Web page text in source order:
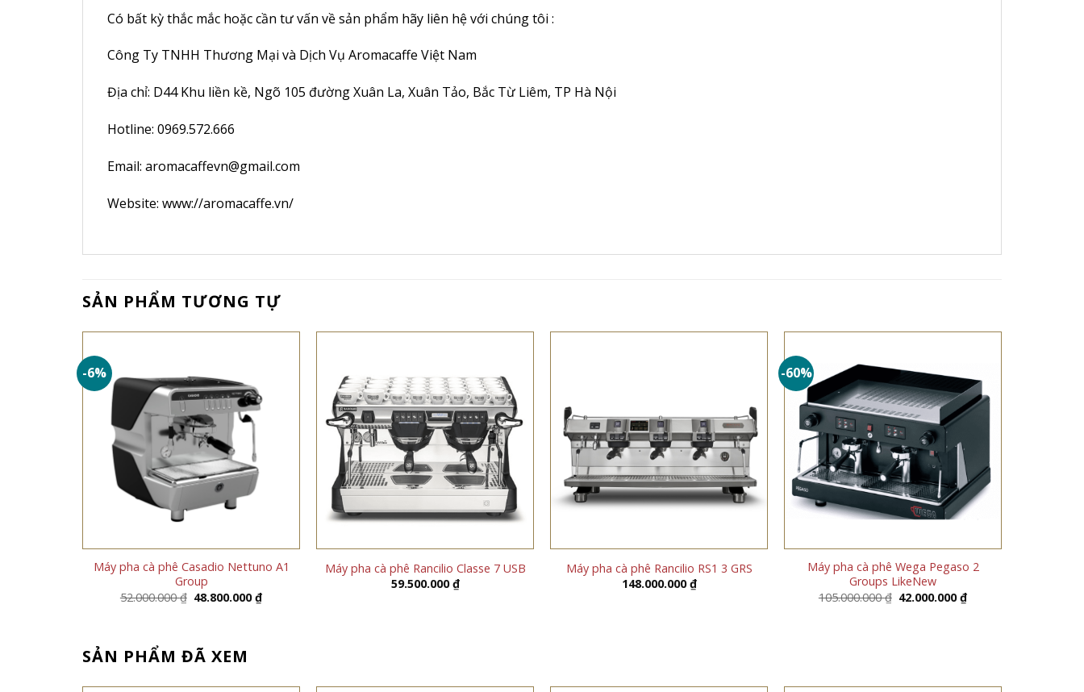
Có bất kỳ thắc mắc hoặc cần tư vấn về sản phẩm hãy liên hệ với chúng tôi :
Công Ty TNHH Thương Mại và Dịch Vụ Aromacaffe Việt Nam
Địa chỉ: D44 Khu liền kề, Ngõ 105 đường Xuân La, Xuân Tảo, Bắc Từ Liêm, TP Hà Nội
Hotline: 0969.572.666
Email: aromacaffevn@gmail.com
Website: www://aromacaffe.vn/
SẢN PHẨM TƯƠNG TỰ
-6%
Máy pha cà phê Casadio Nettuno A1
Group
52.000.000₫ Giá
48.800.000₫Giá
Máy pha cà phê Rancilio Classe 7 USB
59.500.000₫
Máy pha cà phê Rancilio RS1 3 GRS
148.000.000₫
-60%
Máy pha cà phê Wega Pegaso 2
Groups LikeNew
105.000.000₫ Giá
42.000.000₫Giá
SẢN PHẨM ĐÃ XEM